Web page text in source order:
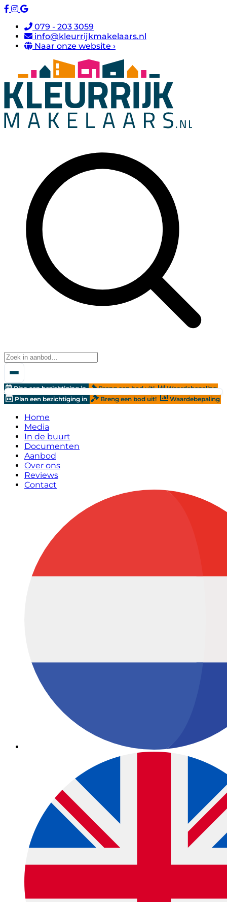
079 - 203 3059
info@kleurrijkmakelaars.nl
Naar onze website ›
Plan een bezichtiging in Breng een bod uit!
Waardebepaling
Plan een bezichtiging in
Breng een bod uit! Waardebepaling
Home
Media
In de buurt
Documenten
Aanbod
Over ons
Reviews
Contact